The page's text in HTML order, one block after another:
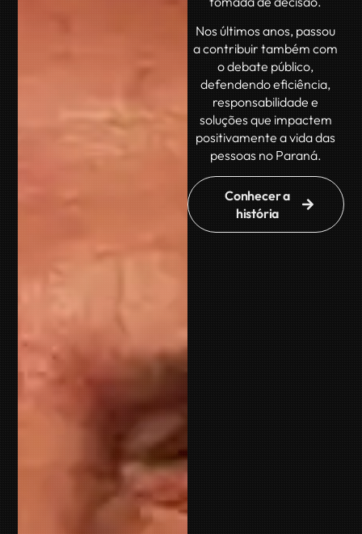
Nos últimos anos, passou
a contribuir também com
o debate público,
defendendo eficiência,
responsabilidade e
soluções que impactem
positivamente a vida das
pessoas no Paraná.
Conhecer a
história